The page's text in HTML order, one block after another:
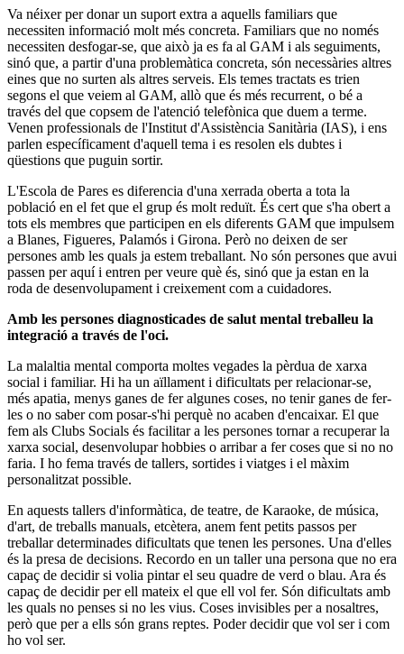
Va néixer per donar un suport extra a aquells familiars que
necessiten informació molt més concreta. Familiars que no només
necessiten desfogar-se, que això ja es fa al GAM i als seguiments,
sinó que, a partir d'una problemàtica concreta, són necessàries altres
eines que no surten als altres serveis. Els temes tractats es trien
segons el que veiem al GAM, allò que és més recurrent, o bé a
través del que copsem de l'atenció telefònica que duem a terme.
Venen professionals de l'Institut d'Assistència Sanitària (IAS), i ens
parlen específicament d'aquell tema i es resolen els dubtes i
qüestions que puguin sortir.
L'Escola de Pares es diferencia d'una xerrada oberta a tota la
població en el fet que el grup és molt reduït. És cert que s'ha obert a
tots els membres que participen en els diferents GAM que impulsem
a Blanes, Figueres, Palamós i Girona. Però no deixen de ser
persones amb les quals ja estem treballant. No són persones que avui
passen per aquí i entren per veure què és, sinó que ja estan en la
roda de desenvolupament i creixement com a cuidadores.
Amb les persones diagnosticades de salut mental treballeu la
integració a través de l'oci.
La malaltia mental comporta moltes vegades la pèrdua de xarxa
social i familiar. Hi ha un aïllament i dificultats per relacionar-se,
més apatia, menys ganes de fer algunes coses, no tenir ganes de fer-
les o no saber com posar-s'hi perquè no acaben d'encaixar. El que
fem als Clubs Socials és facilitar a les persones tornar a recuperar la
xarxa social, desenvolupar hobbies o arribar a fer coses que si no no
faria. I ho fema través de tallers, sortides i viatges i el màxim
personalitzat possible.
En aquests tallers d'informàtica, de teatre, de Karaoke, de música,
d'art, de treballs manuals, etcètera, anem fent petits passos per
treballar determinades dificultats que tenen les persones. Una d'elles
és la presa de decisions. Recordo en un taller una persona que no era
capaç de decidir si volia pintar el seu quadre de verd o blau. Ara és
capaç de decidir per ell mateix el que ell vol fer. Són dificultats amb
les quals no penses si no les vius. Coses invisibles per a nosaltres,
però que per a ells són grans reptes. Poder decidir que vol ser i com
ho vol ser.